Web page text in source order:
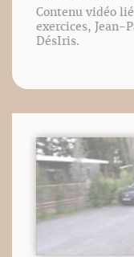
Contenu vidéo
exercices, Jean-
DésIris.